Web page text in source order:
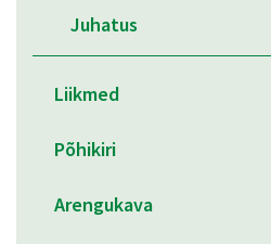
Juhatus
Liikmed
Põhikiri
Arengukava